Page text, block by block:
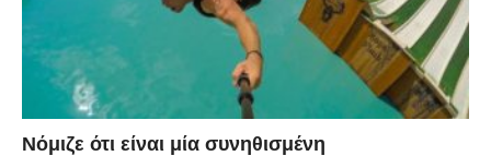
Νόμιζε ότι είναι μία συνηθισμένη